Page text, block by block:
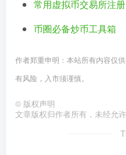
常用虚拟币交易所注册
币圈必备炒币工具箱
作者郑重申明：本站所有内容仅
有风险，入市须谨慎。
© 版权声明
文章版权归作者所有，未经允许